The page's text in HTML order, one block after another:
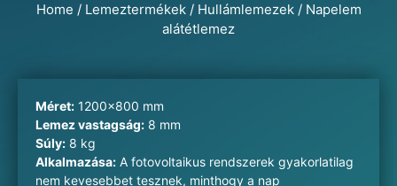
Home / Lemeztermékek/ Hullámlemezek/ Napelem
alátétlemez
Méret: 1200×800 mm
Lemez vastagság: 8 mm
Súly: 8 kg
Alkalmazása: A fotovoltaikus rendszerek gyakorlatilag
nem kevesebbet tesznek, minthogy a nap